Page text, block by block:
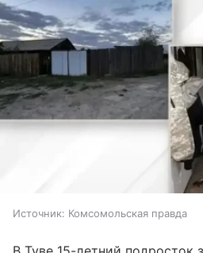
Источник: Комсомольская правда